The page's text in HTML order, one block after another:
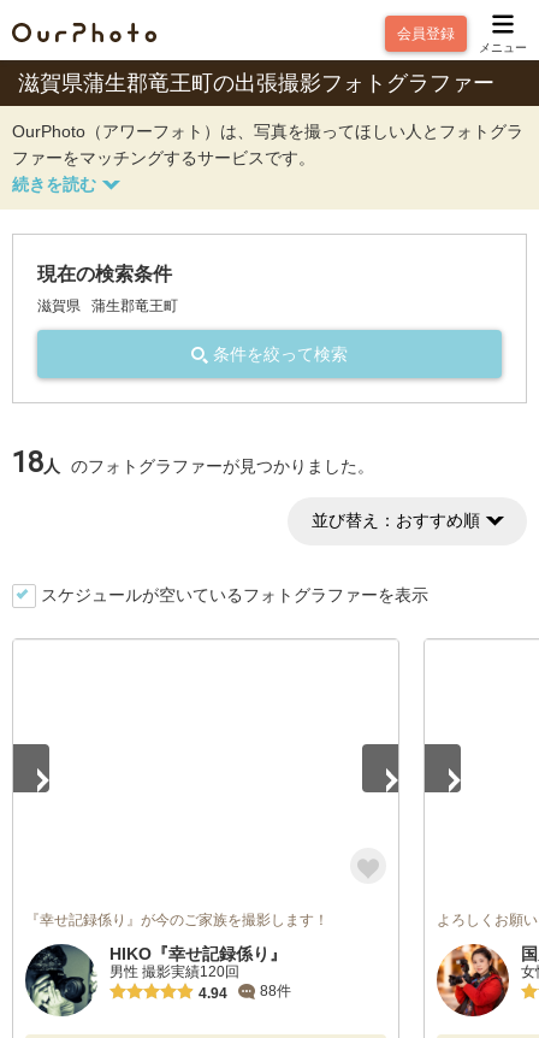
会員登録
メニュー
滋賀県蒲生郡竜王町の出張撮影フォトグラファー
OurPhoto（アワーフォト）は、写真を撮ってほしい人とフォトグラ
ファーをマッチングするサービスです。
現在の検索条件
滋賀県 蒲生郡竜王町
条件を絞って検索
18人 のフォトグラファーが見つかりました。
並び替え： おすすめ順
スケジュールが空いているフォトグラファーを表示
『幸せ記録係り』が今のご家族を撮影します！
HIKO『幸せ記録係り』
男性 撮影実績120回
4.94
88件
よろしくお願
女